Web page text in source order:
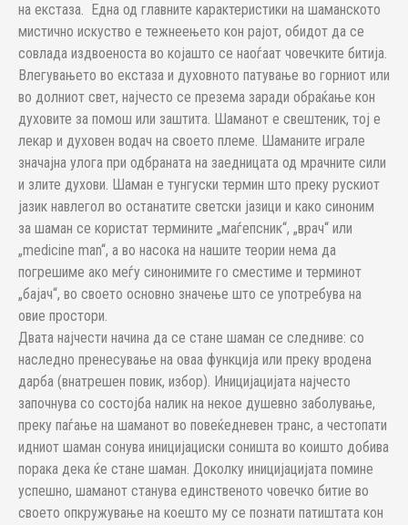
на екстаза. Една од главните карактеристики на шаманското
мистично искуство е тежнеењето кон рајот, обидот да се
совлада издвоеноста во којашто се наоѓаат човечките битија.
Влегувањето во екстаза и духовното патување во горниот или
во долниот свет, најчесто се презема заради обраќање кон
духовите за помош или заштита. Шаманот е свештеник, тој е
лекар и духовен водач на своето племе. Шаманите играле
значајна улога при одбраната на заедницата од мрачните сили
и злите духови. Шаман е тунгуски термин што преку рускиот
јазик навлегол во останатите светски јазици и како синоним
за шаман се користат термините „маѓепсник“, „врач“ или
„medicine man“, а во насока на нашите теории нема да
погрешиме ако меѓу синонимите го сместиме и терминот
„бајач“, во своето основно значење што се употребува на
овие простори.
Двата најчести начина да се стане шаман се следниве: со
наследно пренесување на оваа функција или преку вродена
дарба (внатрешен повик, избор). Иницијацијата најчесто
започнува со состојба налик на некое душевно заболување,
преку паѓање на шаманот во повеќедневен транс, а честопати
идниот шаман сонува иницијациски соништа во коишто добива
порака дека ќе стане шаман. Доколку иницијацијата помине
успешно, шаманот станува единственото човечко битие во
своето опкружување на коешто му се познати патиштата кон